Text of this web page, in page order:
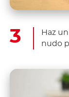
Haz
nudo